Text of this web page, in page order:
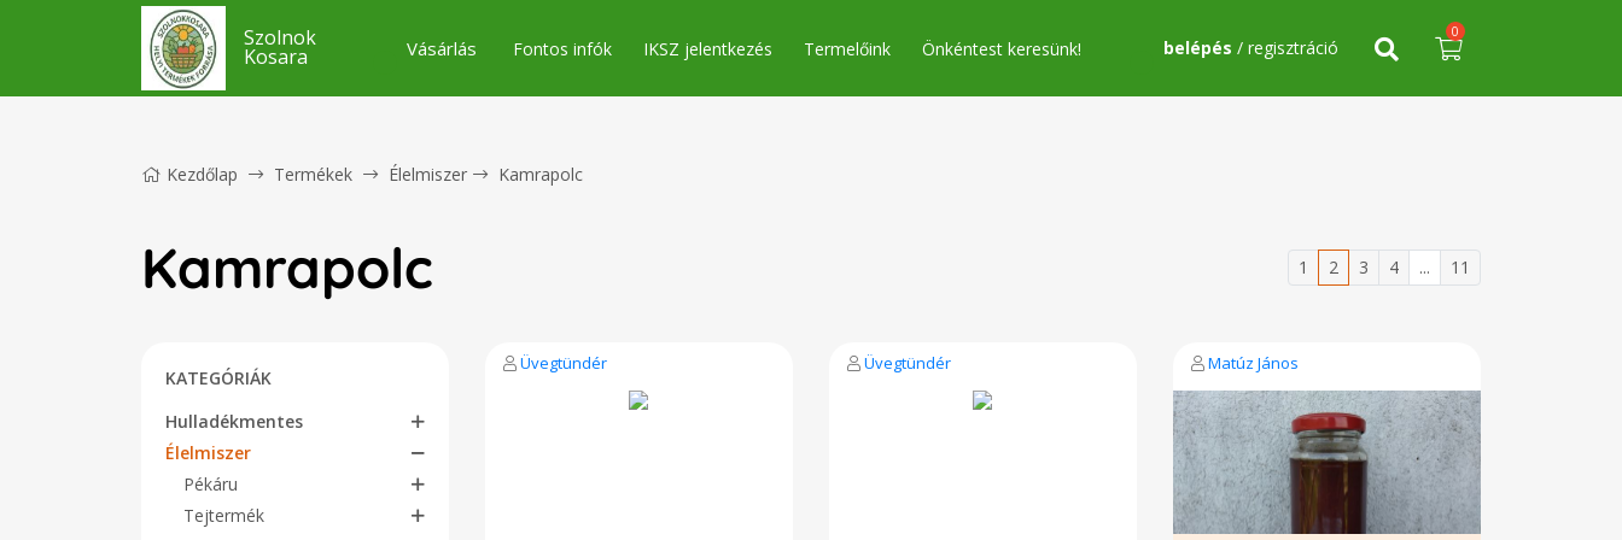
Szolnok
Kosara Vásárlás Fontos infók IKSZ jelentkezés Termelőink Önkéntest keresünk! belépés / regisztráció
0
Kezdőlap Termékek Élelmiszer Kamrapolc
Kamrapolc 1 2 3 4 ... 11
KATEGÓRIÁK
Hulladékmentes
Élelmiszer
Pékáru
Tejtermék
Üvegtündér Üvegtündér Matúz János